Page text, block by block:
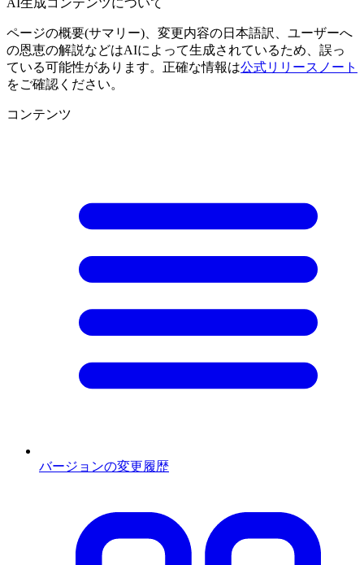
ページの概要(サマリー)、変更内容の日本語訳、ユーザーへ
の恩恵の解説などはAIによって生成されているため、誤っ
ている可能性があります。正確な情報は公式リリースノート
をご確認ください。
コンテンツ
バージョンの変更履歴